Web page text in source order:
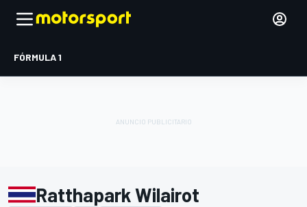
FÓRMULA 1
Ratthapark Wilairot